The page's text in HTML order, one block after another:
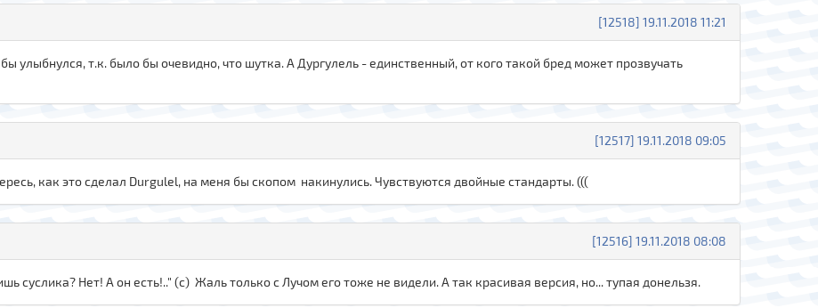
[12518] 19.11.2018 11:21
улыбнулся, т.к. было бы очевидно, что шутка. А Дургулель - единственный, от кого такой бред может прозвучать
[12517] 19.11.2018 09:05
как это сделал Durgulel, на меня бы скопом накинулись. Чувствуются двойные стандарты. (((
[12516] 19.11.2018 08:08
суслика? Нет! А он есть!.." (с) Жаль только с Лучом его тоже не видели. А так красивая версия, но... тупая донельзя.